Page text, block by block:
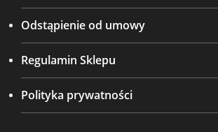
Odstąpienie od umowy
Regulamin Sklepu
Polityka prywatności